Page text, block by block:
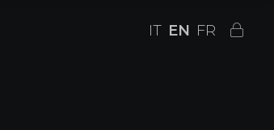
IT EN FR